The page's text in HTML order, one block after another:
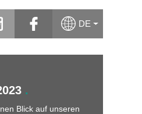
DE
.
Blick auf unseren